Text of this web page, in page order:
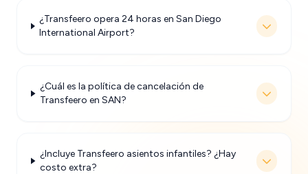
¿Transfeero opera 24 horas en San Diego
International Airport?
¿Cuál es la política de cancelación de
Transfeero en SAN?
¿Incluye Transfeero asientos infantiles? ¿Hay
costo extra?